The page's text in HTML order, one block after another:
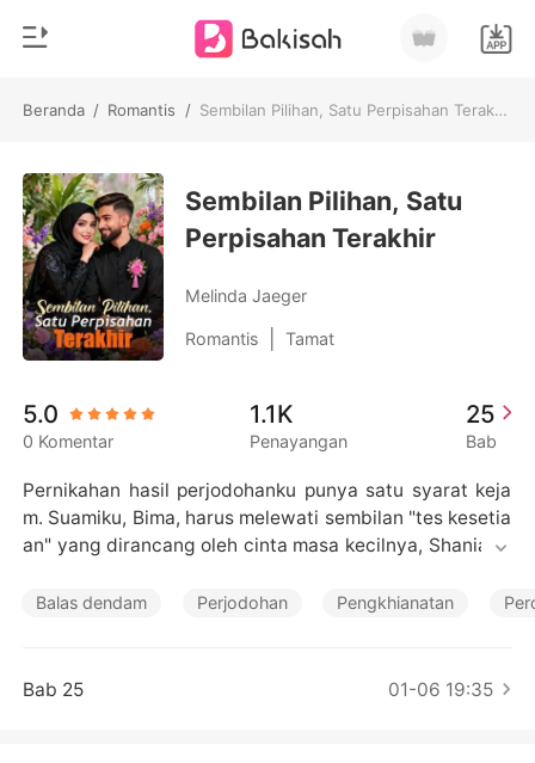
Beranda / Romantis / Sembilan Pilihan, Satu Perpisahan Terakhir
0
Pengisian Ulang
Riwayat Membaca
Keluar
Unduh Aplikasi
Genre
Modern
Romantis
Cerita pendek
Likantrof
Cerita Pilihan
Sembilan Pilihan, Satu
Perpisahan Terakhir
Melinda Jaeger
Romantis Tamat
5.0
0 Komentar
1.1K
Penayangan
25
Bab
Pernikahan hasil perjodohanku punya satu syarat keja
m. Suamiku, Bima, harus melewati sembilan "tes kesetia
an" yang dirancang oleh cinta masa kecilnya, Shania. S
inya.
irnya, meninggalkanku yang sakit dan berdarah di pingg
Balas dendam Perjodohan Pengkhianatan
Bab 25 01-06 19:35